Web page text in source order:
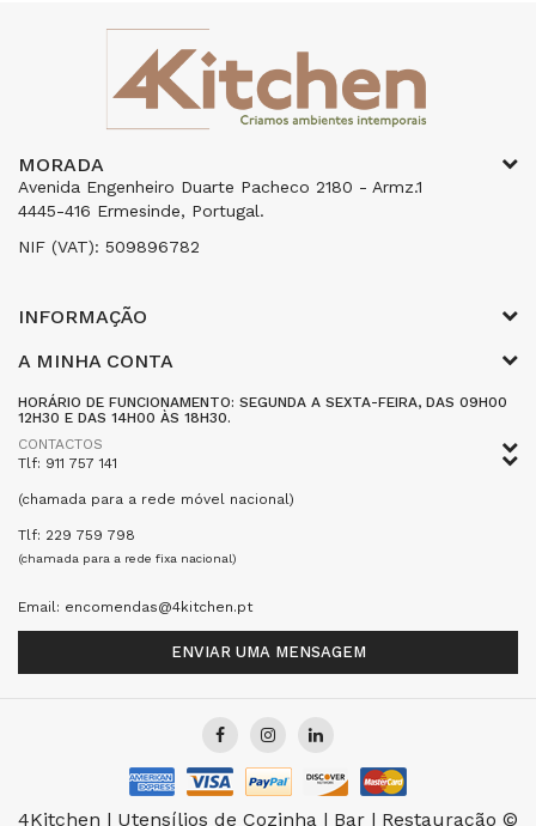
MORADA
Avenida Engenheiro Duarte Pacheco 2180 - Armz.1
4445-416 Ermesinde, Portugal.
NIF (VAT): 509896782
INFORMAÇÃO
A MINHA CONTA
HORÁRIO DE FUNCIONAMENTO: SEGUNDA A SEXTA-FEIRA, DAS 09H00
12H30 E DAS 14H00 ÀS 18H30.
CONTACTOS
Tlf: 911 757 141
(chamada para a rede móvel nacional)
Tlf: 229 759 798
(chamada para a rede fixa nacional)
Email: encomendas@4kitchen.pt
ENVIAR UMA MENSAGEM
4Kitchen | Utensílios de Cozinha | Bar | Restauração ©